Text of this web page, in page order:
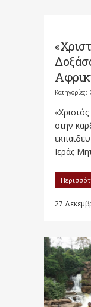
Κατηγορίες:
στην
Ιεράς
27